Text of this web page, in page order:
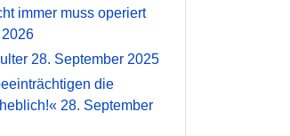
immer muss operiert
28. September 2025
die
28. September